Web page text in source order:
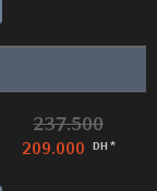
237.500
209.000 DH *